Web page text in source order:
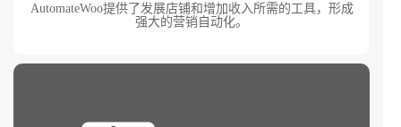
AutomateWoo提供了发展店铺和增加收入所需的工具，形成
强大的营销自动化。